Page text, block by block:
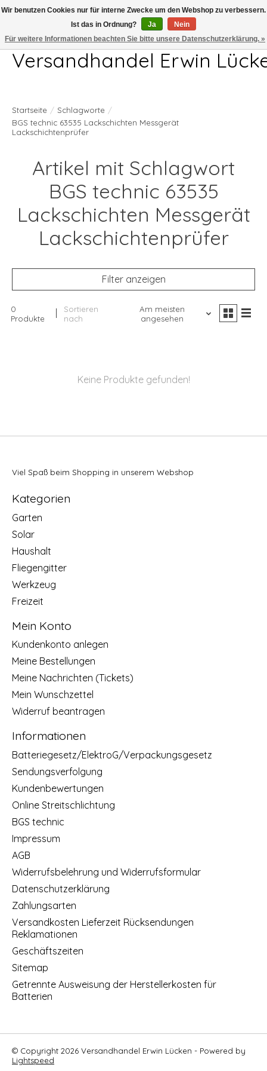
Telefon 04407 715872 MO-DO 7.00-17.00Uhr FR 7.00-13.00Uhr
Versandhandel Erwin
Startseite / Schlagworte /
BGS technic 63535 Lackschichten Messgerät
Lackschichtenprüfer
Artikel mit Schlagwort
BGS technic 63535
Lackschichten Messgerät
Lackschichtenprüfer
Filter anzeigen
0
Produkte
Sortieren
nach
Am meisten
angesehen
Keine Produkte gefunden!
Viel Spaß beim Shopping in unserem Webshop
Kategorien
Garten
Solar
Haushalt
Fliegengitter
Werkzeug
Freizeit
Mein Konto
Kundenkonto anlegen
Meine Bestellungen
Meine Nachrichten (Tickets)
Mein Wunschzettel
Widerruf beantragen
Informationen
Batteriegesetz/ElektroG/Verpackungsgesetz
Sendungsverfolgung
Kundenbewertungen
Online Streitschlichtung
BGS technic
Impressum
AGB
Widerrufsbelehrung und Widerrufsformular
Datenschutzerklärung
Zahlungsarten
Versandkosten Lieferzeit Rücksendungen
Reklamationen
Geschäftszeiten
Sitemap
Getrennte Ausweisung der Herstellerkosten für
Batterien
© Copyright 2026 Versandhandel Erwin Lücken - Powered by
Lightspeed
Wir benutzen Cookies nur für interne Zwecke um den Webshop zu verbessern.
Ist das in Ordnung?
Ja
Nein
Für weitere Informationen beachten Sie bitte unsere Datenschutzerklärung. »